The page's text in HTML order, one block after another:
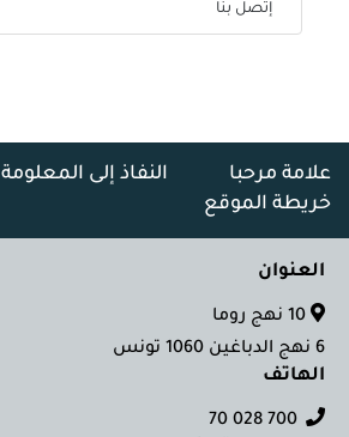
إتصل بنا
علامة مرحبا النفاذ إلى المعلومة
خريطة الموقع
العنوان
6 نهج الدباغين 1060 تونس
الهاتف
700 028 70